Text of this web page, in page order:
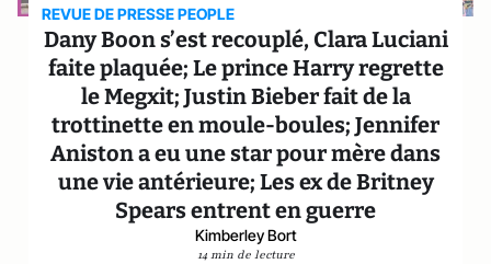
REVUE DE PRESSE PEOPLE
Dany Boon s’est recouplé, Clara Luciani
faite plaquée; Le prince Harry regrette
le Megxit; Justin Bieber fait de la
trottinette en moule-boules; Jennifer
Aniston a eu une star pour mère dans
une vie antérieure; Les ex de Britney
Spears entrent en guerre
Kimberley Bort
14 min de lecture